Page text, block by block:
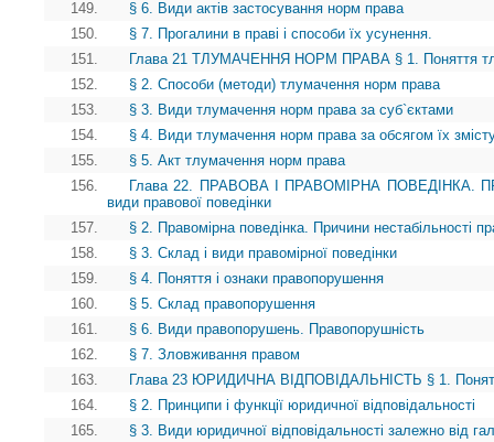
149.
§ 6. Види актів застосування норм права
150.
§ 7. Прогалини в праві і способи їх усунення.
151.
Глава 21 ТЛУМАЧЕННЯ НОРМ ПРАВА § 1. Поняття
152.
§ 2. Способи (методи) тлумачення норм права
153.
§ 3. Види тлумачення норм права за суб`єктами
154.
§ 4. Види тлумачення норм права за обсягом їх
155.
§ 5. Акт тлумачення норм права
156.
Глава 22. ПРАВОВА І ПРАВОМІРНА ПОВЕДІНКА.
види правової поведінки
157.
§ 2. Правомірна поведінка. Причини нестабільності
158.
§ 3. Склад і види правомірної поведінки
159.
§ 4. Поняття і ознаки правопорушення
160.
§ 5. Склад правопорушення
161.
§ 6. Види правопорушень. Правопорушність
162.
§ 7. Зловживання правом
163.
Глава 23 ЮРИДИЧНА ВІДПОВІДАЛЬНІСТЬ § 1. Поняття
164.
§ 2. Принципи і функції юридичної відповідальності
165.
§ 3. Види юридичної відповідальності залежно від